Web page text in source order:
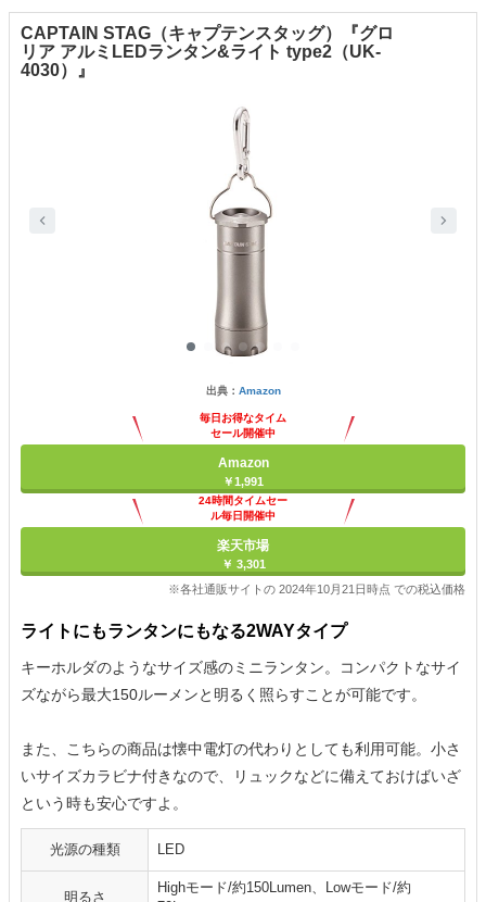
CAPTAIN STAG（キャプテンスタッグ）『グロ
リア アルミLEDランタン&ライト type2（UK-
4030）』
出典： Amazon
毎日お得なタイム
セール開催中
Amazon
￥1,991
24時間タイムセー
ル毎日開催中
楽天市場
￥ 3,301
※各社通販サイトの 2024年10月21日時点 での税込価格
ライトにもランタンにもなる2WAYタイプ
キーホルダのようなサイズ感のミニランタン。コンパクトなサイ
ズながら最大150ルーメンと明るく照らすことが可能です。
また、こちらの商品は懐中電灯の代わりとしても利用可能。小さ
いサイズカラビナ付きなので、リュックなどに備えておけばいざ
という時も安心ですよ。
光源の種類 LED
明るさ
Highモード/約150Lumen、Lowモード/約